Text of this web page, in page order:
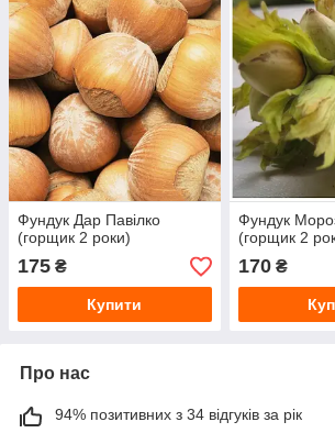
Фундук Дар Павілко
(горщик 2 роки)
175 ₴
Купити
Фундук
(горщик 2
170₴
Про нас
94% позитивних з 34 відгуків за рік